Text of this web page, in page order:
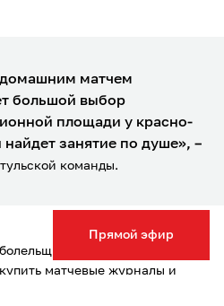
Прямой эфир
матчем
большой выбор
площади у красно-
занятие по душе», –
команды.
ждут в два часа
матчевые журналы и